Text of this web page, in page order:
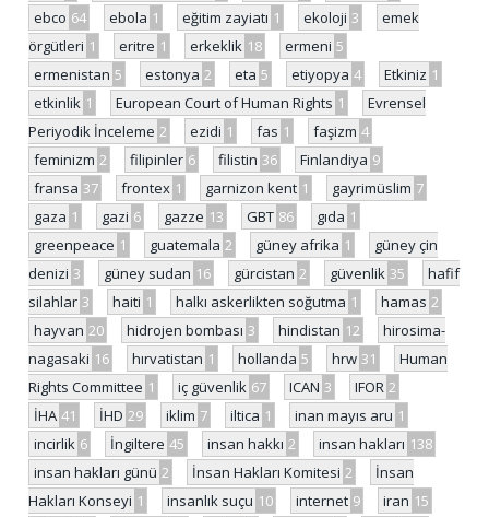
ebco 64 ebola 1 eğitim zayiatı 1 ekoloji 3
emek
örgütleri 1 eritre 1 erkeklik 18 ermeni 5
ermenistan 5 estonya 2 eta 5 etiyopya 4 Etkiniz 1
etkinlik 1 European Court of Human Rights 1
Evrensel
Periyodik İnceleme 2 ezidi 1 fas 1 faşizm 4
feminizm 2 filipinler 6 filistin 36 Finlandiya 9
fransa 37 frontex 1 garnizon kent 1 gayrimüslim 7
gaza 1 gazi 6 gazze 13 GBT 86 gıda 1
greenpeace 1 guatemala 2 güney afrika 1
güney çin
denizi 3 güney sudan 16 gürcistan 2 güvenlik 35
hafif
silahlar 3 haiti 1 halkı askerlikten soğutma 1 hamas 2
hayvan 20 hidrojen bombası 3 hindistan 12
hirosima-
nagasaki 16 hırvatistan 1 hollanda 5 hrw 31
Human
Rights Committee 1 iç güvenlik 67 ICAN 3 IFOR 2
İHA 41 İHD 29 iklim 7 iltica 1 inan mayıs aru 1
incirlik 6 İngiltere 45 insan hakkı 2 insan hakları 138
insan hakları günü 2 İnsan Hakları Komitesi 2
İnsan
Hakları Konseyi 1 insanlık suçu 10 internet 9 iran 15